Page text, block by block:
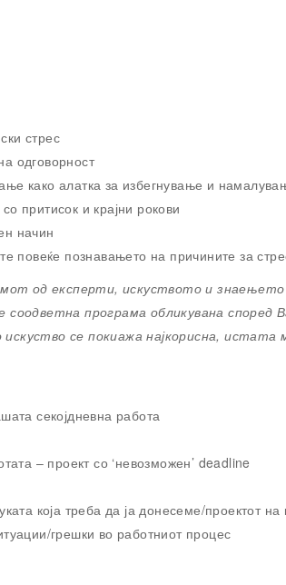
стрес
одговорност
како алатка за избегнување и
притисок и крајни рокови
начин
повеќе познавањето на причините за
од експерти, искуството и знаењето
соодветна програма обликувана
се покиажа најкорисна, истата
секојдневна работа
– проект со ‘невозможен’ deadline
која треба да ја донесеме/проектот на
грешки во работниот процес